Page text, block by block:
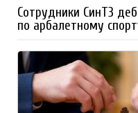
Сотрудники СинТЗ
по арбалетному